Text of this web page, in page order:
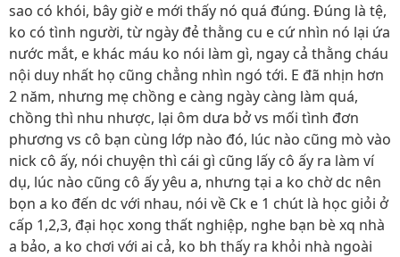
sao có khói, bây giờ e mới thấy nó quá đúng. Đúng là tệ,
ko có tình người, từ ngày đẻ thằng cu e cứ nhìn nó lại ứa
nước mắt, e khác máu ko nói làm gì, ngay cả thằng cháu
nội duy nhất họ cũng chẳng nhìn ngó tới. E đã nhịn hơn
2 năm, nhưng mẹ chồng e càng ngày càng làm quá,
chồng thì nhu nhược, lại ôm dưa bở vs mối tình đơn
phương vs cô bạn cùng lớp nào đó, lúc nào cũng mò vào
nick cô ấy, nói chuyện thì cái gì cũng lấy cô ấy ra làm ví
dụ, lúc nào cũng cô ấy yêu a, nhưng tại a ko chờ dc nên
bọn a ko đến dc với nhau, nói về Ck e 1 chút là học giỏi ở
cấp 1,2,3, đại học xong thất nghiệp, nghe bạn bè xq nhà
a bảo, a ko chơi với ai cả, ko bh thấy ra khỏi nhà ngoài